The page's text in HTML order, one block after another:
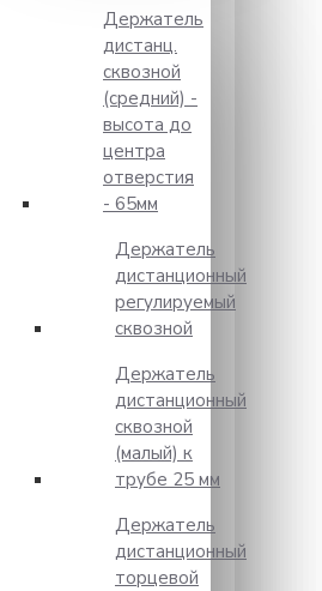
Держатель
дистанц.
сквозной
(средний) -
высота до
центра
отверстия
- 65мм
Держатель
дистанционный
регулируемый
сквозной
Держатель
дистанционный
сквозной
(малый) к
трубе 25 мм
Держатель
дистанционный
торцевой